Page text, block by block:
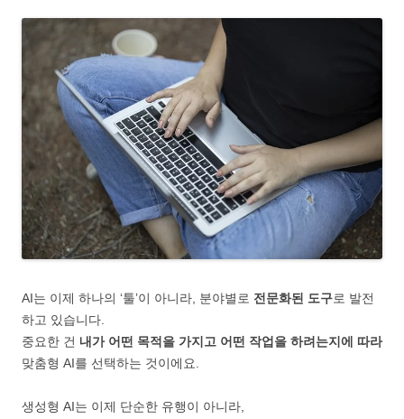
AI는 이제 하나의 ‘툴’이 아니라, 분야별로 전문화된 도구로 발전
하고 있습니다.
중요한 건 내가 어떤 목적을 가지고 어떤 작업을 하려는지에 따라
맞춤형 AI를 선택하는 것이에요.
생성형 AI는 이제 단순한 유행이 아니라,